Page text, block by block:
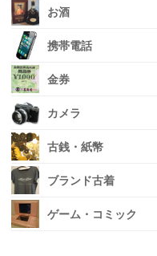
お酒
携帯電話
金券
カメラ
古銭・紙幣
ブランド古着
ゲーム・コミック